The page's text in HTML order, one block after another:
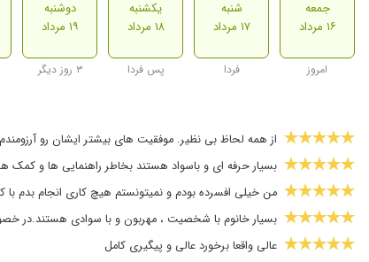
جمعه
۱۶ مرداد
امروز
شنبه
۱۷ مرداد
فردا
یکشنبه
۱۸ مرداد
پس فردا
دوشنبه
۱۹ مرداد
۳ روز دیگر
از همه لحاظ بی نظیر. موفقیت های بیشتر ایشان رو
بسیار حرفه ای و باسواد هستند بخاطر راهنمایی ها و کمک
من خیلی افسرده بودم و نمیتونستم هیچ کاری انجام بدم
بسیار خانوم با شخصیت ، مهربون و با سوادی هستند.در
عالی واقعا برخورد عالی و پیگیری کامل